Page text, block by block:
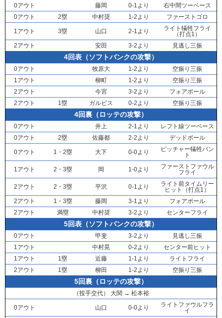
0アウト 藤岡 0-1より
右中間ツーベース
0アウト
2塁 中村奨 1-2より ファーストゴロ
1アウト 3塁 山口 2-1より
ライト犠牲フライ
（打点1）
2アウト
安田 3-2より 見逃し三振
4回表（ソフトバンクの攻撃）
0アウト 牧原大 1-2より
空振り三振
1アウト
柳町 1-2より
空振り三振
2アウト
今宮 3-2より
フォアボール
2アウト
1塁 ガルビス 0-2より 空振り三振
4回裏（ロッテの攻撃）
0アウト 井上 2-1より
レフト線ツーベース
0アウト
2塁 佐藤都 2-2より デッドボール
0アウト 1・2塁 大下 0-0より
ピッチャー犠牲バン
ト
1アウト 2・3塁 岡 1-0より
ファーストファウル
フライ
2アウト 2・3塁 平沢 0-1より
ライト前タイムリー
ヒット（打点1）
2アウト
1・3塁 藤岡 3-1より
フォアボール
2アウト
満塁 中村奨 3-2より センターフライ
5回表（ソフトバンクの攻撃）
0アウト 甲斐 3-2より
見逃し三振
1アウト
中村晃 0-2より
センター前ヒット
1アウト
1塁 近藤 1-1より
ライトフライ
2アウト
1塁 柳田 1-2より 空振り三振
5回裏（ロッテの攻撃）
（投手交代） 大関 → 松本裕
0アウト 山口 0-0より
ライトファウルフラ
イ